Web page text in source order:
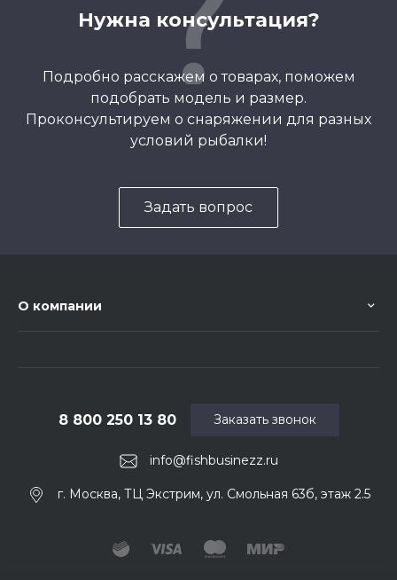
Нужна консультация?
Подробно расскажем о товарах, поможем
подобрать модель и размер.
Проконсультируем о снаряжении для разных
условий рыбалки!
Задать вопрос
О компании
info@fishbusinezz.ru
8 800 250 13 80
г. Москва, ТЦ Экстрим, ул. Смольная 63б, этаж 2.5
Заказать звонок